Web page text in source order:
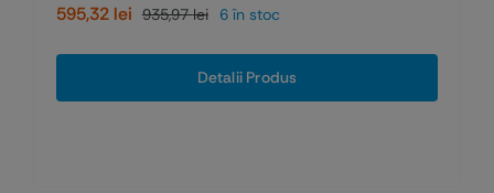
935,97leiPrețul
inițial
a
fost:
595,32 lei
Prețul
curent
este:
595,32 lei.
6 în stoc
Detalii Produs